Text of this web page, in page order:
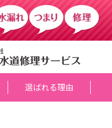
選ばれる理由